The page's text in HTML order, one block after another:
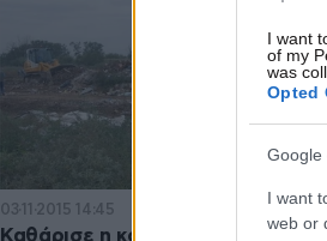
I want
of my
was
Opted
Google
I want
web or
03·11·2015 14:45
Καθάρισε η κοίτη του Γαλλικού